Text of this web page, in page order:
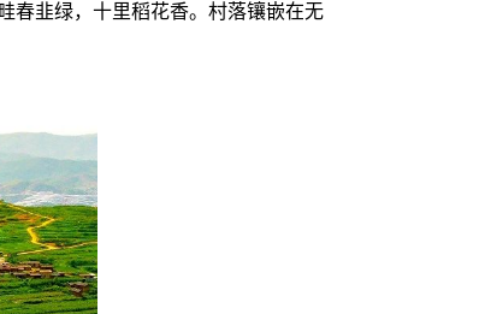
春韭绿，十里稻花香。村落镶嵌在无